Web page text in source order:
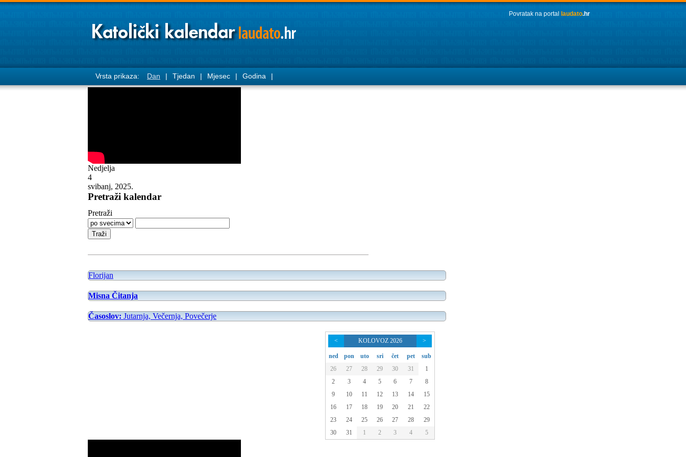
Povratak na portal laudato.hr
Vrsta prikaza: Dan | Tjedan | Mjesec | Godina |
Nedjelja
4
svibanj, 2025.
Pretraži kalendar
Pretraži
Florijan
Misna Čitanja
Časoslov: Jutarnja, Večernja, Povečerje
< KOLOVOZ 2026 >
ned pon uto sri čet pet
sub
26
27 28 29 30 31
1
2
3 4 5 6 7
8
9
10 11 12 13 14
15
16
17 18 19 20 21
22
23
24 25 26 27 28
29
30
31 1 2 3 4 5